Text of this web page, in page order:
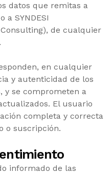
datos que remitas a
a SYNDESI
Consulting), de cualquier
en cualquier
y autenticidad de los
y se comprometen a
El usuario
completa y correcta
o suscripción.
informado de las